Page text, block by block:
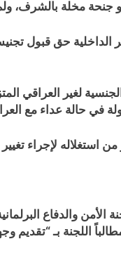
جنحة مخلة بالشرف،
الداخلية حق قبول
لغير العراقي
لإجراء
والدفاع
اللجنة بـ “تقديم